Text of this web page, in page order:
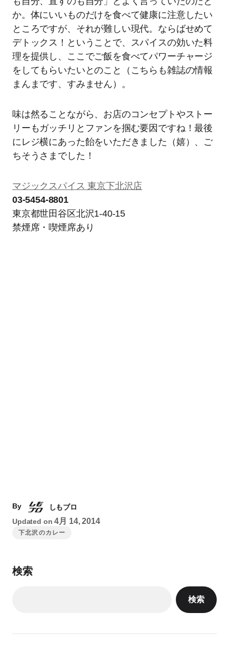
か。体にいいものだけを食べて健康に注意したい
ところですが、それが難しい現代。ならばせめて
デトックス！ということで、スパイスの効いた料
理を提供し、ここでご飯を食べてパワーチャージ
をしてもらいたいとのこと（こちらも雑誌の情報
まんまです、すみません）。
味は然ることながら、お店のコンセプトやストー
リーもガッチリとファンを掴む要因ですね！最後
にレジ横にあった飴をいただきました（嬉）、ご
ちそうさまでした！
マジックスパイス 東京下北沢店
03-5454-8801
東京都世田谷区北沢1-40-15
禁煙席・喫煙席あり
By
しもブロ
Updated on 4月 14, 2014
下北沢のカレー
検索
検索